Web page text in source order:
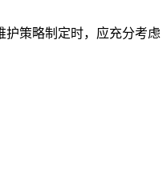
策略制定时，应充分考虑